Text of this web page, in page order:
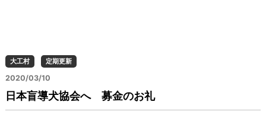
大工村 定期更新
2020/03/10
日本盲導犬協会へ 募金のお礼